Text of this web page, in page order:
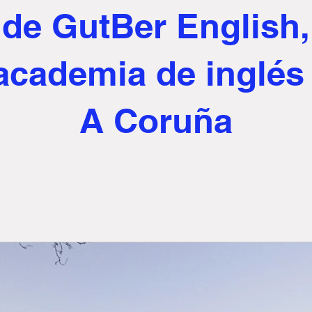
de GutBer English,
de
A Coruña